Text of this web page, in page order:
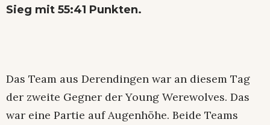
Sieg mit 55:41 Punkten.
Das Team aus Derendingen war an diesem Tag
der zweite Gegner der Young Werewolves. Das
war eine Partie auf Augenhöhe. Beide Teams